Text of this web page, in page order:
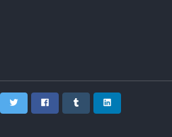
Twitter FacebookTumblr